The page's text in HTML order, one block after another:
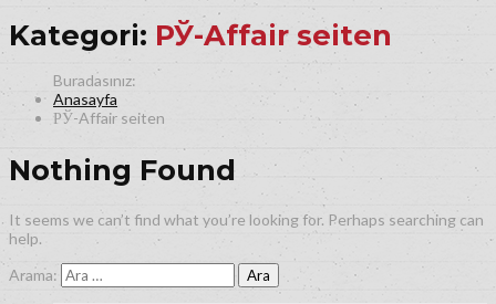
Kategori: РЎ-Affair seiten
Anasayfa
РЎ-Affair seiten
Nothing Found
It seems we can’t find what you’re looking for. Perhaps searching can
help.
Arama: